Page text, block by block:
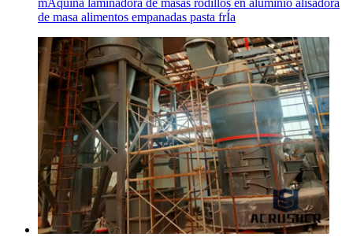
mÁquina laminadora de masas rodillos en aluminio alisadora
de masa alimentos empanadas pasta frÍa